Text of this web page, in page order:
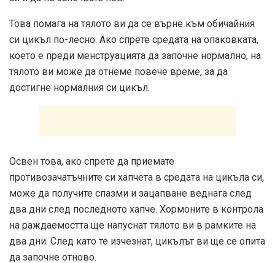
Това помага на тялото ви да се върне към обичайния
си цикъл по-лесно. Ако спрете средата на опаковката,
което е преди менструацията да започне нормално, на
тялото ви може да отнеме повече време, за да
достигне нормалния си цикъл.
Освен това, ако спрете да приемате
противозачатъчните си хапчета в средата на цикъла си,
може да получите спазми и зацапване веднага след
два дни след последното хапче. Хормоните в контрола
на раждаемостта ще напуснат тялото ви в рамките на
два дни. След като те изчезнат, цикълът ви ще се опита
да започне отново.